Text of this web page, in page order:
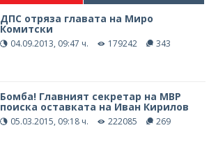
ДПС отряза главата на Миро
Комитски
04.09.2013, 09:47 ч. 179242 343
Бомба! Главният секретар на МВР
поиска оставката на Иван Кирилов
05.03.2015, 09:18 ч. 222085 269